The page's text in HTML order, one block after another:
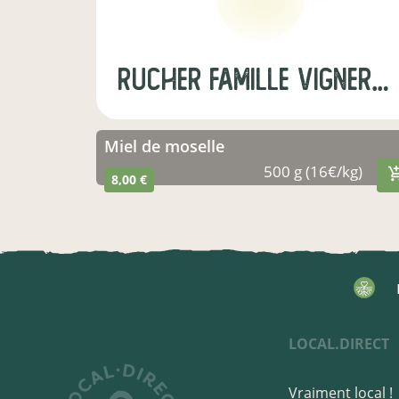
rucher famille vigneron - honapi
Miel de moselle
8,00 € 500 g (16€/kg)
LOCAL.DIRECT
Vraiment local !